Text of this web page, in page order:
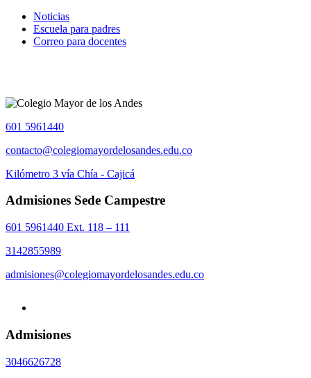
Noticias
Escuela para padres
Correo para docentes
601 5961440
contacto@colegiomayordelosandes.edu.co
Kilómetro 3 vía Chía - Cajicá
Admisiones Sede Campestre
601 5961440 Ext. 118 – 111
3142855989
admisiones@colegiomayordelosandes.edu.co
Admisiones
3046626728